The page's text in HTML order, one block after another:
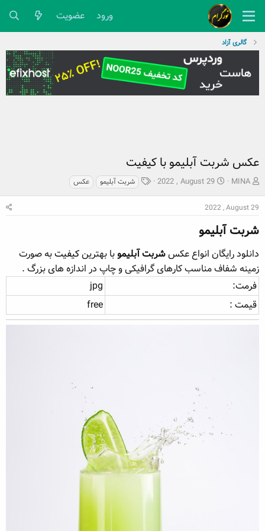
ورود عضویت
گالری آزاد
عکس شربت آبلیمو با کیفیت
ش
و
ک
ن
ن
ه
م
و
ض
و
MINA
ت
ر
خ
ش
ر
ع
2022 , August 29
ب
ا
شربت آبلیمو عکس
2022 , August 29
شربت آبلیمو​
دانلود رایگان انواع عکسشربت آبلیموبا بهترینکیفیتبه صورت
زمینه شفاف مناسب کارهای گرافیکی و چاپ در اندازه های بزرگ .
فرمت:
jpg
قیمت :
free